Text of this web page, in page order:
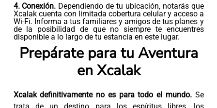
4. Conexión. Dependiendo de tu ubicación, notarás que
Xcalak cuenta con limitada cobertura celular y acceso a
Wi-Fi. Informa a tus familiares y amigos de tus planes y
de la posibilidad de que no siempre te encuentres
disponible a lo largo de tu estancia en este lugar.
Prepárate para tu Aventura
en Xcalak
Xcalak definitivamente no es para todo el mundo.Se